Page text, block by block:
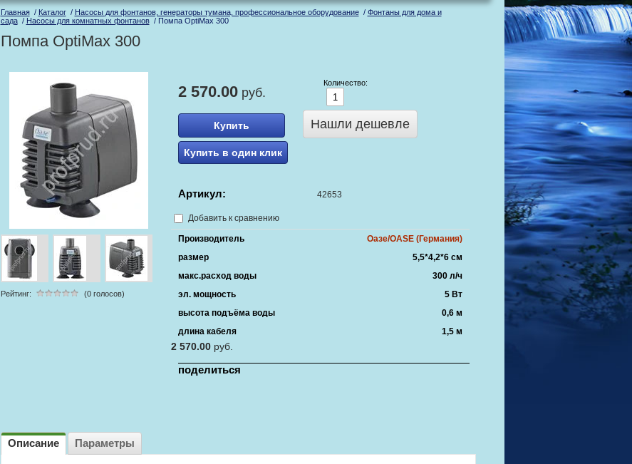
Главная/ Каталог/ Насосы для фонтанов, генераторы тумана, профессиональное оборудование/ Фонтаны для дома и
сада/ Насосы для комнатных фонтанов/ Помпа OptiMax 300
Помпа OptiMax 300
Рейтинг: (0 голосов)
2 570.00руб.
Количество:
Купить Нашли дешевле
Купить в один клик
Артикул: 42653
Добавить к сравнению
Производитель
Оазе/OASE (Германия)
размер
5,5*4,2*6 см
макс.расход воды
300 л/ч
эл. мощность
5 Вт
высота подъёма воды
0,6 м
длина кабеля
1,5 м
2 570.00руб.
поделиться
Описание Параметры